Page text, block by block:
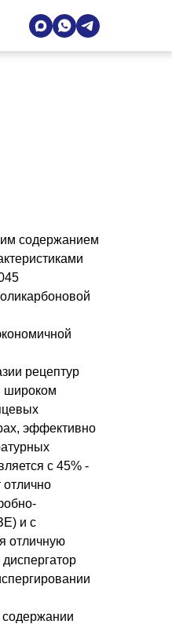
содержанием
рецептур
широком
эффективно
с 45% -
и с
отличную
содержании